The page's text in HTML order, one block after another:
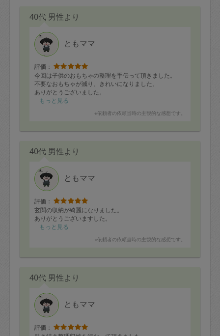
※キャンセル料金の設定について：
定期依頼1回（3時間）の金額とスポット
1回（3時間）依頼した場合の金額の差額
相当で料金設定されています。
40代 男性より
ともママ
評価：
今回は子供のおもちゃの整理を手伝って頂きました。
不要なおもちゃが減り、きれいになりました。
ありがとうございました。
もっと見る
※依頼者の依頼当時の主観的な感想です。
40代 男性より
ともママ
評価：
玄関の収納が綺麗になりました。
ありがとうございますした。
もっと見る
※依頼者の依頼当時の主観的な感想です。
40代 男性より
ともママ
評価：